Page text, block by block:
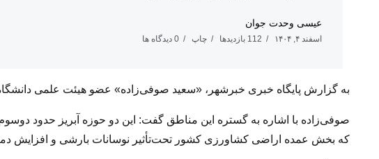
عیسی وحدت جوان
اسفند ۴, ۱۴۰۴ 112 بازدیدها چاپ 0 دیدگاه ها
به گزارش پایگاه خبری خبرشهر، «سعید صوفی‌زاده» عضو هیئت علمی
صوفی‌زاده با اشاره به گستره این مناطق گفت: این دو حوزه آبریز حدود
که بخش عمده اراضی کشاورزی کشور تحت‌تأثیر نوسانات بارشی و افزایش